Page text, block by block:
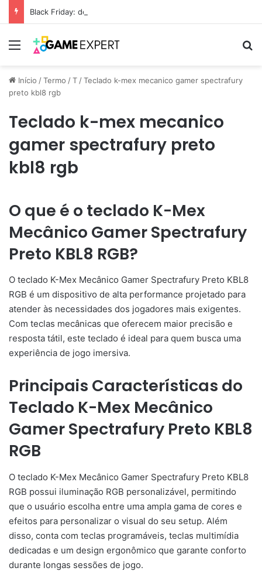
Black Friday: descontos incríveis em eletrônicos
Menu
Início /Termo /T /Teclado k-mex mecanico gamer spectrafury
preto kbl8 rgb
Teclado k-mex mecanico
gamer spectrafury preto
kbl8 rgb
O que é o teclado K-Mex
Mecânico Gamer Spectrafury
Preto KBL8 RGB?
O teclado K-Mex Mecânico Gamer Spectrafury Preto KBL8
RGB é um dispositivo de alta performance projetado para
atender às necessidades dos jogadores mais exigentes.
Com teclas mecânicas que oferecem maior precisão e
resposta tátil, este teclado é ideal para quem busca uma
experiência de jogo imersiva.
Principais Características do
Teclado K-Mex Mecânico
Gamer Spectrafury Preto KBL8
RGB
O teclado K-Mex Mecânico Gamer Spectrafury Preto KBL8
RGB possui iluminação RGB personalizável, permitindo
que o usuário escolha entre uma ampla gama de cores e
efeitos para personalizar o visual do seu setup. Além
disso, conta com teclas programáveis, teclas multimídia
dedicadas e um design ergonômico que garante conforto
durante longas sessões de jogo.